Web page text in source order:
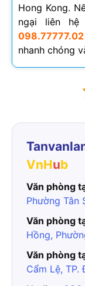
Hong Kong.
ngại liên hệ
098.77777.02
nhanh chóng
VnHub
Văn phòng
Phường Tân
Văn phòng
Hồng,
Văn phòng
Cẩm Lệ, TP.